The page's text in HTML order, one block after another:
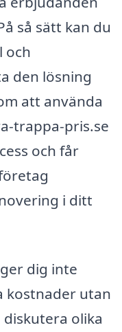
så sätt kan du
och
den lösning
att använda
trappa-pris.se
och får
i ditt
dig inte
kostnader utan
olika